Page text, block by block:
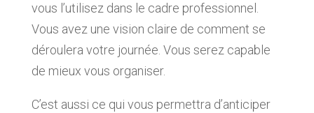
vous l’utilisez dans le cadre professionnel.
Vous avez une vision claire de comment se
déroulera votre journée. Vous serez capable
de mieux vous organiser.
C’est aussi ce qui vous permettra d’anticiper